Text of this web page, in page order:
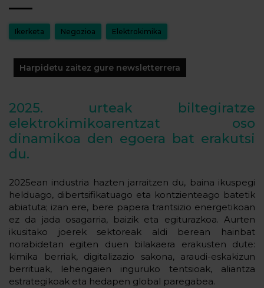
Ikerketa Negozioa Elektrokimika
Harpidetu zaitez gure newsletterrera
2025. urteak biltegiratze
elektrokimikoarentzat oso
dinamikoa den egoera bat erakutsi
du.
2025ean industria hazten jarraitzen du, baina ikuspegi
helduago, dibertsifikatuago eta kontzienteago batetik
abiatuta; izan ere, bere papera trantsizio energetikoan
ez da jada osagarria, baizik eta egiturazkoa. Aurten
ikusitako joerek sektoreak aldi berean hainbat
norabidetan egiten duen bilakaera erakusten dute:
kimika berriak, digitalizazio sakona, araudi-eskakizun
berrituak, lehengaien inguruko tentsioak, aliantza
estrategikoak eta hedapen global paregabea.